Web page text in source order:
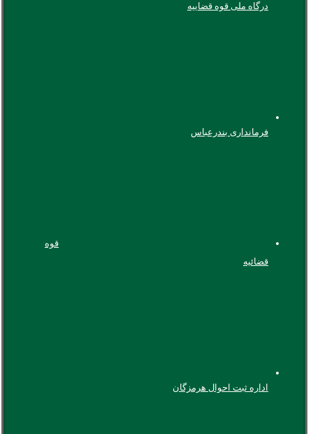
درگاه ملی قوه قضاییه
فرمانداری بندرعباس
قوه
قضائیه
اداره ثبت احوال هرمزگان